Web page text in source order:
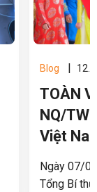
Blog |
TOÀN
NQ/TW
Việt
Ngày 07/
Tổng Bí